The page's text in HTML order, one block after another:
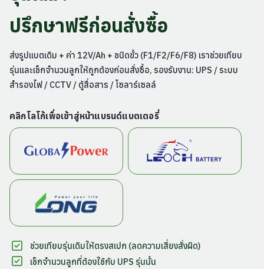
ปรึกษาฟรีก่อนสั่งซื้อ
ส่งรูปแบตเดิม + ค่า 12V/Ah + ชนิดขั้ว (F1/F2/F6/F8) เราช่วยเทียบ
รุ่นและเช็กจำนวนลูกให้ถูกต้องก่อนสั่งซื้อ, รองรับงาน: UPS / ระบบ
สำรองไฟ / CCTV / ตู้สื่อสาร / โซลาร์เซลล์
คลิกโลโก้เพื่อเข้าสู่หน้าแบรนด์แบตเตอรี่
ช่วยเทียบรุ่นเดิมให้ตรงสเปก (ลดความเสี่ยงสั่งผิด)
เช็กจำนวนลูกที่ต้องใช้กับ UPS รุ่นนั้น